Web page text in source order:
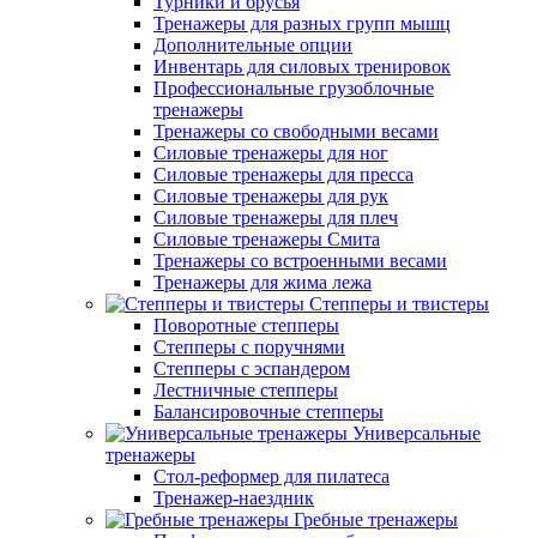
Тренажеры для разных групп мышц
Дополнительные опции
Инвентарь для силовых тренировок
Профессиональные грузоблочные
тренажеры
Тренажеры со свободными весами
Силовые тренажеры для ног
Силовые тренажеры для пресса
Силовые тренажеры для рук
Силовые тренажеры для плеч
Силовые тренажеры Смита
Тренажеры со встроенными весами
Тренажеры для жима лежа
Степперы и твистеры
Поворотные степперы
Степперы с поручнями
Степперы с эспандером
Лестничные степперы
Балансировочные степперы
Универсальные
тренажеры
Стол-реформер для пилатеса
Тренажер-наездник
Гребные тренажеры